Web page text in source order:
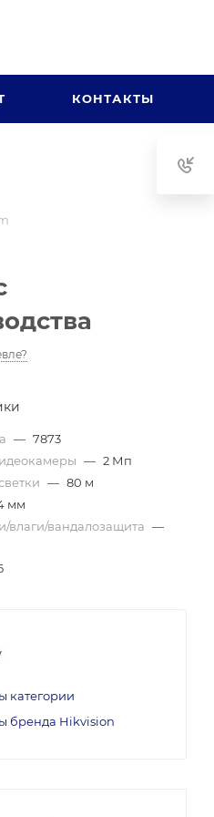
КОНТАКТЫ
— 7873
— 2 Мп
— 80 м
мм
влаги/вандалозащита —
категории
бренда Hikvision